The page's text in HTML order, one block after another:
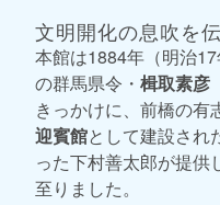
文明開化の息吹を
本館は1884年（明治
の群馬県令・ 楫取素彦
きっかけに、前橋の有
迎賓館として建設され
った下村善太郎が提供
至りました。